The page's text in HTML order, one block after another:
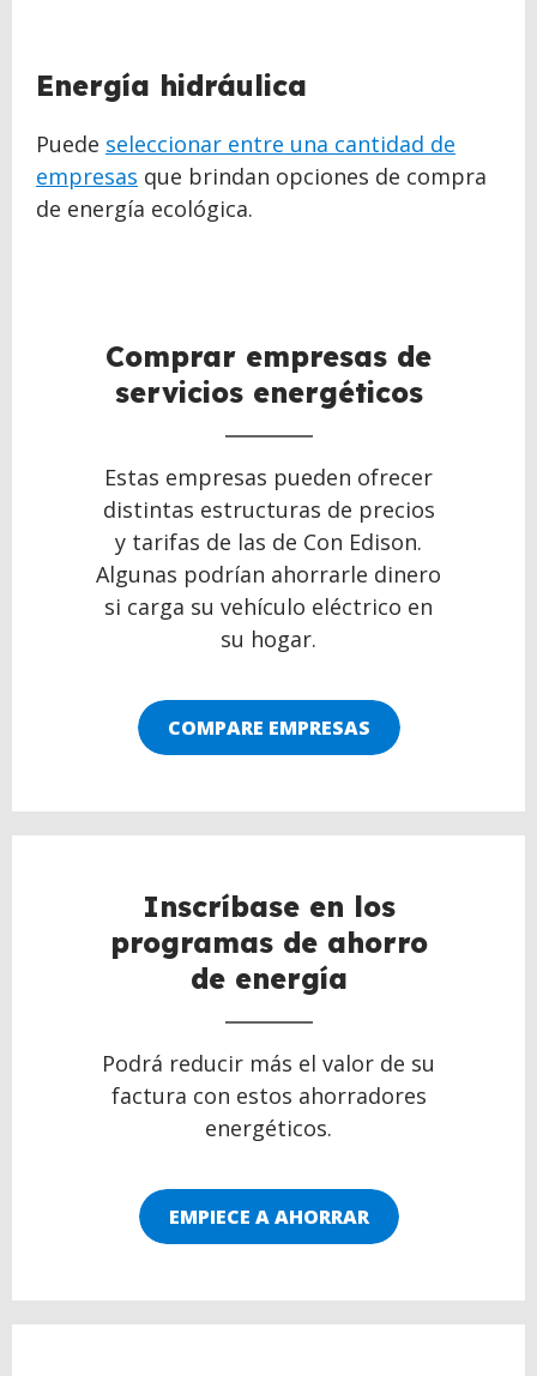
Energía hidráulica
Puede seleccionar entre una cantidad de
empresas que brindan opciones de compra
de energía ecológica.
Comprar empresas de
servicios energéticos
Estas empresas pueden ofrecer
distintas estructuras de precios
y tarifas de las de Con Edison.
Algunas podrían ahorrarle dinero
si carga su vehículo eléctrico en
su hogar.
COMPARE EMPRESAS
Inscríbase en los
programas de ahorro
de energía
Podrá reducir más el valor de su
factura con estos ahorradores
energéticos.
EMPIECE A AHORRAR